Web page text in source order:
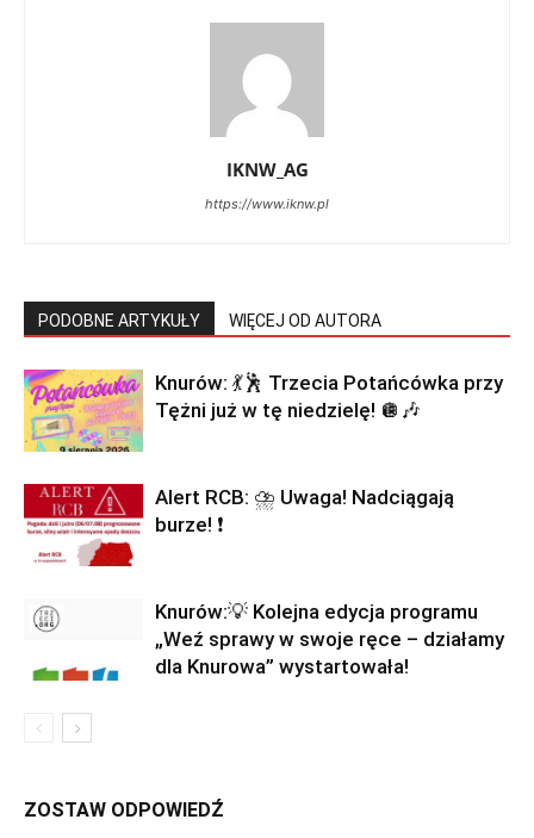
IKNW_AG
https://www.iknw.pl
PODOBNE ARTYKUŁY WIĘCEJ OD AUTORA
Knurów: 💃🕺 Trzecia Potańcówka przy
Tężni już w tę niedzielę! 🪩🎶
Alert RCB: ⛈ Uwaga! Nadciągają
burze! ❗
Knurów:💡 Kolejna edycja programu
„Weź sprawy w swoje ręce – działamy
dla Knurowa” wystartowała!
ZOSTAW ODPOWIEDŹ